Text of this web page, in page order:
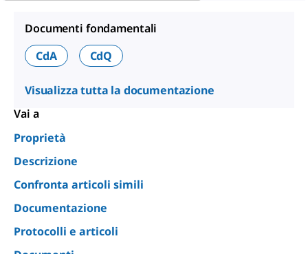
Documenti fondamentali
CdA
CdQ
Visualizza tutta la documentazione
Vai a
Proprietà
Descrizione
Confronta articoli simili
Documentazione
Protocolli e articoli